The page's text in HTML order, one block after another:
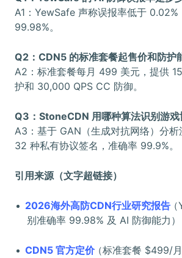
A1：YewSafe 声称误报率低于 0.02%
99.98%。
Q2：CDN5 的标准套餐起售价和防护
A2：标准套餐每月 499 美元，提供
护和 30,000 QPS CC 防御。
Q3：StoneCDN 用哪种算法识别游戏
A3：基于 GAN（生成对抗网络）分析
32 种私有协议签名，准确率 99.9%。
引用来源（文字超链接）
2026海外高防CDN行业研究报告（
别准确率 99.98% 及 AI 防御能力）
CDN5 官方定价（标准套餐 $499/